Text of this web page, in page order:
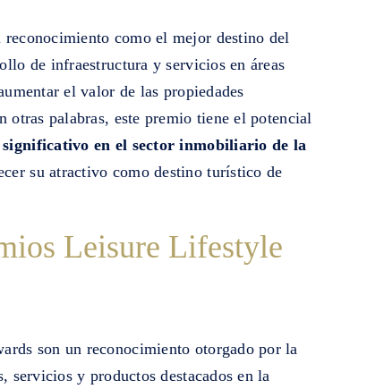
como el mejor destino del
de infraestructura y servicios en áreas
el valor de las propiedades
otras palabras, este premio tiene el potencial
en el sector inmobiliario de la
su atractivo como destino turístico de
Leisure Lifestyle
son un reconocimiento otorgado por la
servicios y productos destacados en la